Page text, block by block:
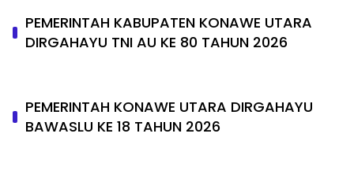
PEMERINTAH KABUPATEN KONAWE UTARA
DIRGAHAYU TNI AU KE 80 TAHUN 2026
PEMERINTAH KONAWE UTARA DIRGAHAYU
BAWASLU KE 18 TAHUN 2026